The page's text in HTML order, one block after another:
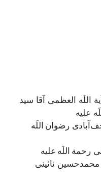
العظمی آقا سید
علیه
رضوان اللَه
نائینی